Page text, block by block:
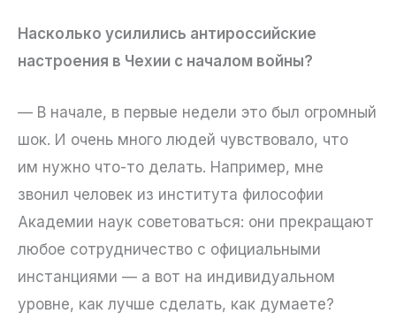
Насколько усилились антироссийские
настроения в Чехии с началом войны?
— В начале, в первые недели это был огромный
шок. И очень много людей чувствовало, что
им нужно что-то делать. Например, мне
звонил человек из института философии
Академии наук советоваться: они прекращают
любое сотрудничество с официальными
инстанциями — а вот на индивидуальном
уровне, как лучше сделать, как думаете?